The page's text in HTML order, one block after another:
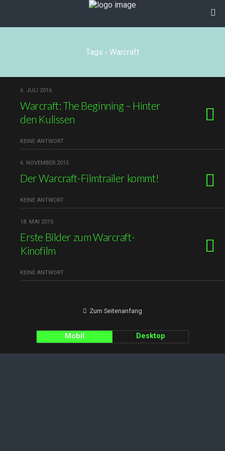
Tags › Warcraft
6. JULI 2016
Warcraft: The Beginning – Hinter
den Kulissen
KEINE ANTWORT
6. NOVEMBER 2015
Der Warcraft-Filmtrailer kommt!
KEINE ANTWORT
18. MAI 2015
Erste Bilder zum Warcraft-
Kinofilm
KEINE ANTWORT
Zum Seitenanfang
Mobil Desktop